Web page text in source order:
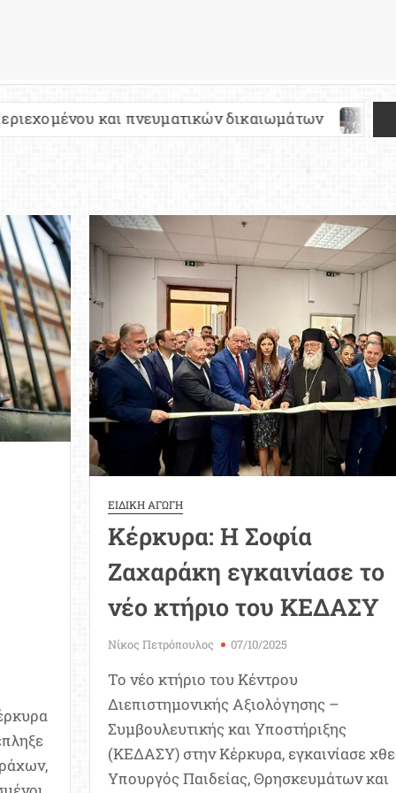
δικαιωμάτων Πανελλήνιες 2027:
ΕΙΔΙΚΗ ΑΓΩΓΗ
Κέρκυρα: Η Σοφία
Ζαχαράκη εγκαινίασε το
νέο κτήριο του ΚΕΔΑΣΥ
Νίκος Πετρόπουλος 07/10/2025
Το νέο κτήριο του Κέντρου
Διεπιστημονικής Αξιολόγησης –
Συμβουλευτικής και Υποστήριξης
(ΚΕΔΑΣΥ) στην Κέρκυρα, εγκαινίασε
Υπουργός Παιδείας, Θρησκευμάτων και